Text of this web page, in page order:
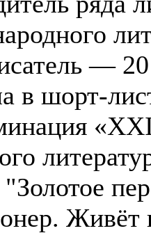
—
в шорт-
Живёт